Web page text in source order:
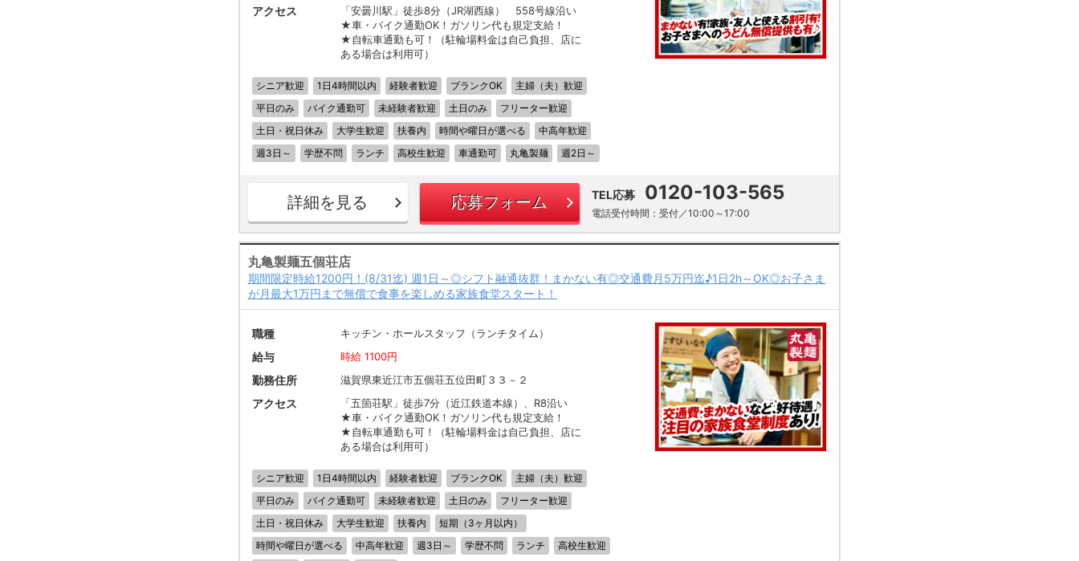
アクセス
「安曇川駅」徒歩8分（JR湖西線） 558号線沿い
★車・バイク通勤OK！ガソリン代も規定支給！
★自転車通勤も可！（駐輪場料金は自己負担、店に
ある場合は利用可）
シニア歓迎 1日4時間以内 経験者歓迎 ブランクOK
主婦（夫）歓迎
平日のみ
バイク通勤可 未経験者歓迎 土日のみ
フリーター歓迎
土日・祝日休み
大学生歓迎 扶養内 時間や曜日が選べる
中高年歓迎
週3日～
学歴不問 ランチ 高校生歓迎 車通勤可 丸亀製麺 週2日～
詳細を見る 応募フォーム TEL応募 0120-103-565
電話受付時間：受付／10:00～17:00
丸亀製麺五個荘店
期間限定時給1200円！(8/31迄) 週1日～◎シフト融通抜群！まかない有◎交通費月5万円迄♪1日2h～OK◎お子さま
が月最大1万円まで無償で食事を楽しめる家族食堂スタート！
職種 キッチン・ホールスタッフ（ランチタイム）
給与 時給 1100円
勤務住所 滋賀県東近江市五個荘五位田町３３－２
アクセス
「五箇荘駅」徒歩7分（近江鉄道本線）、R8沿い
★車・バイク通勤OK！ガソリン代も規定支給！
★自転車通勤も可！（駐輪場料金は自己負担、店に
ある場合は利用可）
シニア歓迎 1日4時間以内 経験者歓迎 ブランクOK
主婦（夫）歓迎
平日のみ
バイク通勤可 未経験者歓迎 土日のみ
フリーター歓迎
土日・祝日休み
大学生歓迎 扶養内
短期（3ヶ月以内）
時間や曜日が選べる
中高年歓迎 週3日～ 学歴不問 ランチ
高校生歓迎